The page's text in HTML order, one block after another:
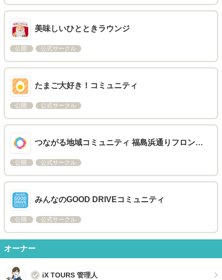
美味しいひとときラウンジ
公開 公式サークル
たまご大好き！コミュニティ
公開 公式サークル
つながる地域コミュニティ 福島浜通りフロン…
公開 公式サークル
みんなのGOOD DRIVEコミュニティ
公開 公式サークル
オーナー
iX TOURS 管理人